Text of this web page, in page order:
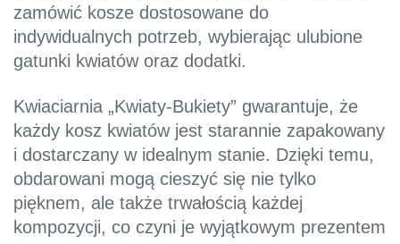
zamówić kosze dostosowane do
indywidualnych potrzeb, wybierając ulubione
gatunki kwiatów oraz dodatki.
Kwiaciarnia „Kwiaty-Bukiety” gwarantuje, że
każdy kosz kwiatów jest starannie zapakowany
i dostarczany w idealnym stanie. Dzięki temu,
obdarowani mogą cieszyć się nie tylko
pięknem, ale także trwałością każdej
kompozycji, co czyni je wyjątkowym prezentem